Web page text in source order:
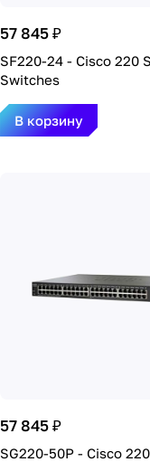
57 845 ₽
SF220-24 - Cisco 220
Switches
В корзину
57 845 ₽
SG220-50P - Cisco